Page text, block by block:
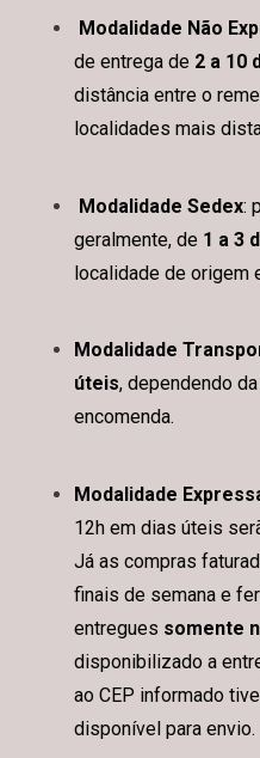
Modalidade Não
de entrega de 2 a 10
distância entre o
localidades mais
Modalidade Sedex:
geralmente, de 1 a 3
localidade de origem
Modalidade
úteis, dependendo
encomenda.
Modalidade
12h em dias úteis
Já as compras
finais de semana e
entregues somente
disponibilizado a
ao CEP informado
disponível para envio.